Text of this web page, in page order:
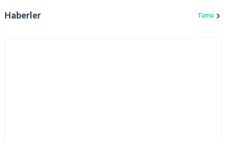
Varto
Haberler Tümü